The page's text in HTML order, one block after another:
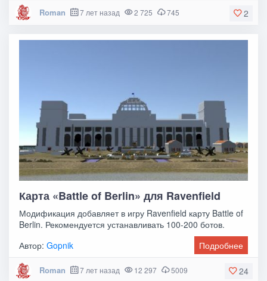
2
Roman 7 лет назад 2 725 745
Карта «Battle of Berlin» для Ravenfield
Модификация добавляет в игру Ravenfield карту Battle of
Berlin. Рекомендуется устанавливать 100-200 ботов.
Автор:Gopnik Подробнее
24
Roman 7 лет назад 12 297 5009